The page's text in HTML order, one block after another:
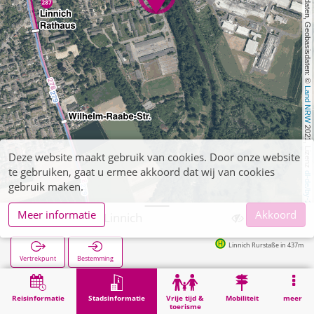
, Kartendaten, Geobasisdaten: ©
Land NRW
2021, Lizenz
dl-de/by-2-0
Reisinformatie Stadsinformatie
Vrije tijd &
toerisme
Mobiliteit meer
Polizeischule Linnich
Vertrekpunt Bestemming
Linnich Rurstaße in 437m
Stadsinformatie Opleiding Polizeischule Linnich
Deze website maakt gebruik van cookies. Door onze website
te gebruiken, gaat u ermee akkoord dat wij van cookies
gebruik maken.
Meer informatie
Akkoord